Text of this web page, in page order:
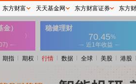
期指 期权 行情 数据 全球 美股 港股
东方财富 天天基金网 东方财富证券 东方